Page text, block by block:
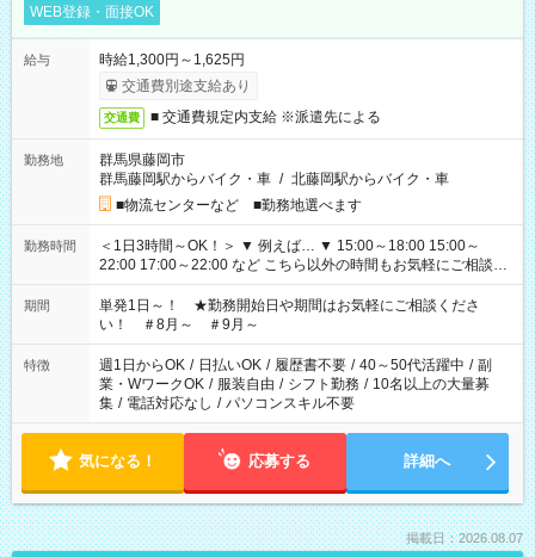
WEB登録・面接OK
給与
時給1,300円～1,625円
交通費別途支給あり
交通費 ■ 交通費規定内支給 ※派遣先による
勤務地
群馬県藤岡市
群馬藤岡駅からバイク・車 / 北藤岡駅からバイク・車
■物流センターなど ■勤務地選べます
勤務時間
＜1日3時間～OK！＞ ▼ 例えば… ▼ 15:00～18:00 15:00～
22:00 17:00～22:00 など こちら以外の時間もお気軽にご相談く
ださい！
期間
単発1日～！ ★勤務開始日や期間はお気軽にご相談くださ
い！ ＃8月～ ＃9月～
特徴 週1日からOK / 日払いOK / 履歴書不要 / 40～50代活躍中 / 副
業・WワークOK / 服装自由 / シフト勤務 / 10名以上の大量募
集 / 電話対応なし / パソコンスキル不要
気になる！ 応募する 詳細へ
掲載日：2026.08.07